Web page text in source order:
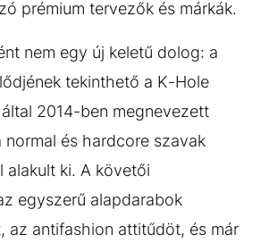
prémium tervezők és márkák.
nem egy új keletű dolog: a
tekinthető a K-Hole
2014-ben megnevezett
normal és hardcore szavak
alakult ki. A követői
egyszerű alapdarabok
az antifashion attitűdöt, és már